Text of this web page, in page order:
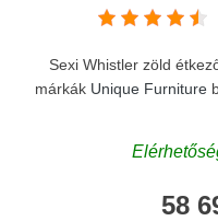
Sexi Whistler zöld
márkák Unique Furniture
58